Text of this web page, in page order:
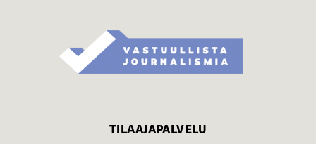
TILAAJAPALVELU